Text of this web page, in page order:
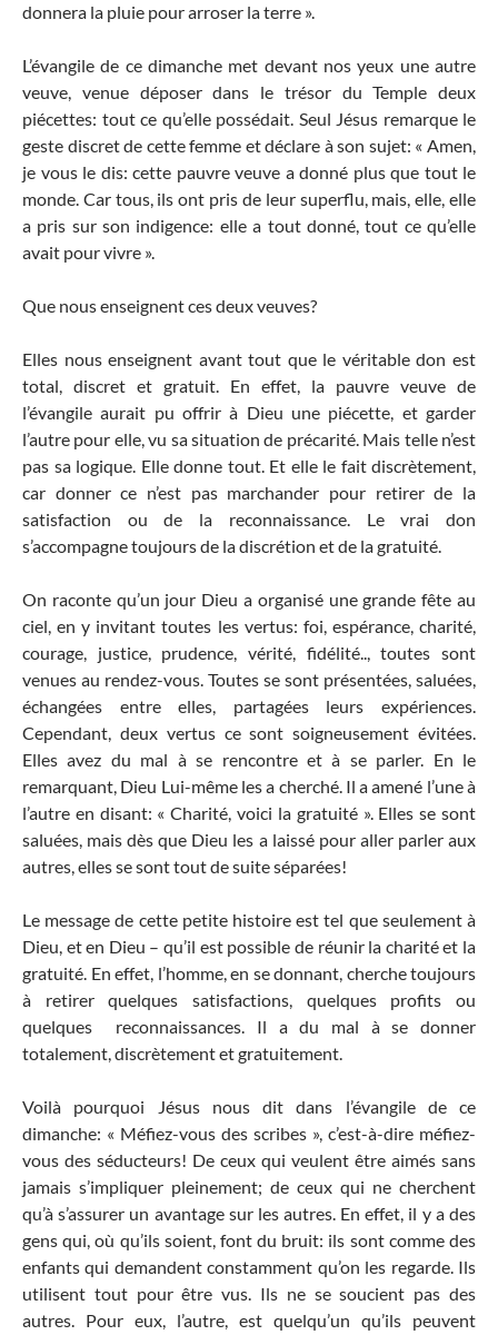
donnera la pluie pour arroser la terre ».
L’évangile de ce dimanche met devant nos yeux une autre
veuve, venue déposer dans le trésor du Temple deux
piécettes: tout ce qu’elle possédait. Seul Jésus remarque le
geste discret de cette femme et déclare à son sujet: « Amen,
je vous le dis: cette pauvre veuve a donné plus que tout le
monde. Car tous, ils ont pris de leur superflu, mais, elle, elle
a pris sur son indigence: elle a tout donné, tout ce qu’elle
avait pour vivre ».
Que nous enseignent ces deux veuves?
Elles nous enseignent avant tout que le véritable don est
total, discret et gratuit. En effet, la pauvre veuve de
l’évangile aurait pu offrir à Dieu une piécette, et garder
l’autre pour elle, vu sa situation de précarité. Mais telle n’est
pas sa logique. Elle donne tout. Et elle le fait discrètement,
car donner ce n’est pas marchander pour retirer de la
satisfaction ou de la reconnaissance. Le vrai don
s’accompagne toujours de la discrétion et de la gratuité.
On raconte qu’un jour Dieu a organisé une grande fête au
ciel, en y invitant toutes les vertus: foi, espérance, charité,
courage, justice, prudence, vérité, fidélité.., toutes sont
venues au rendez-vous. Toutes se sont présentées, saluées,
échangées entre elles, partagées leurs expériences.
Cependant, deux vertus ce sont soigneusement évitées.
Elles avez du mal à se rencontre et à se parler. En le
remarquant, Dieu Lui-même les a cherché. Il a amené l’une à
l’autre en disant: « Charité, voici la gratuité ». Elles se sont
saluées, mais dès que Dieu les a laissé pour aller parler aux
autres, elles se sont tout de suite séparées!
Le message de cette petite histoire est tel que seulement à
Dieu, et en Dieu – qu’il est possible de réunir la charité et la
gratuité. En effet, l’homme, en se donnant, cherche toujours
à retirer quelques satisfactions, quelques profits ou
quelques reconnaissances. Il a du mal à se donner
totalement, discrètement et gratuitement.
Voilà pourquoi Jésus nous dit dans l’évangile de ce
dimanche: « Méfiez-vous des scribes », c’est-à-dire méfiez-
vous des séducteurs! De ceux qui veulent être aimés sans
jamais s’impliquer pleinement; de ceux qui ne cherchent
qu’à s’assurer un avantage sur les autres. En effet, il y a des
gens qui, où qu’ils soient, font du bruit: ils sont comme des
enfants qui demandent constamment qu’on les regarde. Ils
utilisent tout pour être vus. Ils ne se soucient pas des
autres. Pour eux, l’autre, est quelqu’un qu’ils peuvent